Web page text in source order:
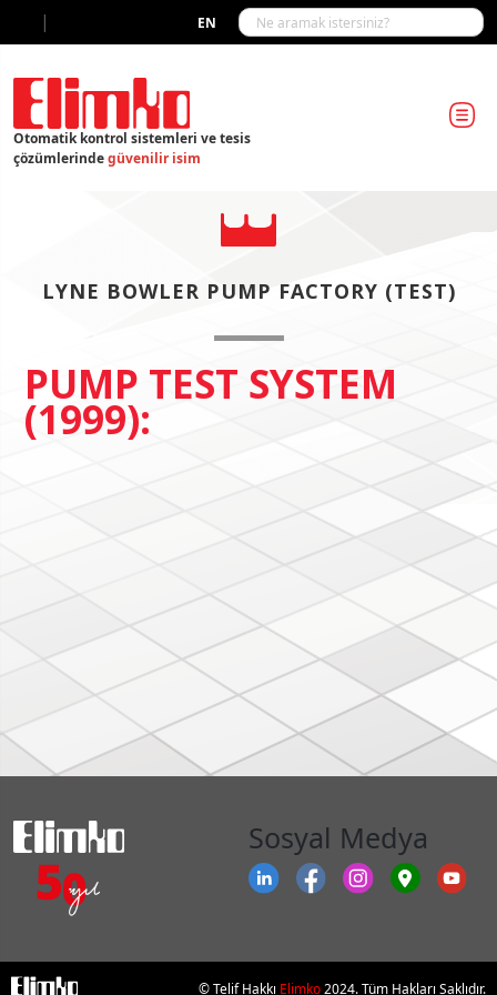
EN
|
Otomatik kontrol sistemleri ve tesis
çözümlerindegüvenilir isim
LYNE BOWLER PUMP FACTORY (TEST)
PUMP TEST SYSTEM
(1999):
Sosyal Medya
© Telif Hakkı Elimko2024. Tüm Hakları Saklıdır.